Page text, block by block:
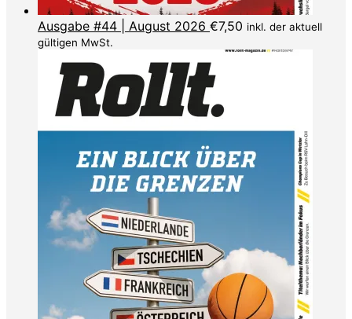
Ausgabe #44 | August 2026 €7,50 inkl. der aktuell
gültigen MwSt.